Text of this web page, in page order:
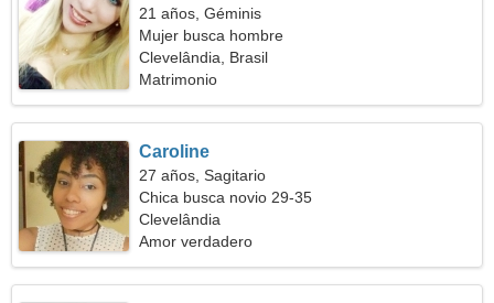
21 años, Géminis
Mujer busca hombre
Clevelândia, Brasil
Matrimonio
Caroline
27 años, Sagitario
Chica busca novio 29-35
Clevelândia
Amor verdadero